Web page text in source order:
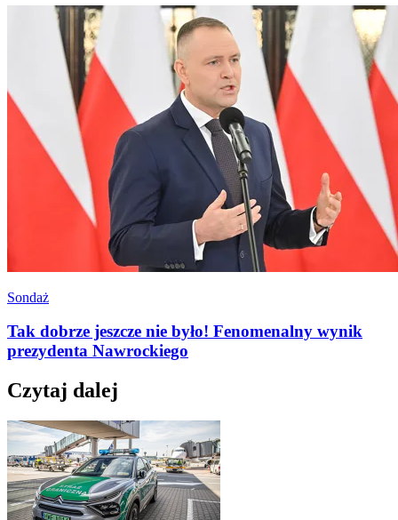
Sondaż
Tak dobrze jeszcze nie było! Fenomenalny wynik
prezydenta Nawrockiego
Czytaj dalej